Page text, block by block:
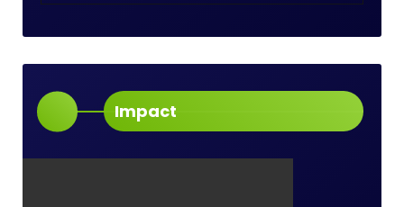
Impact